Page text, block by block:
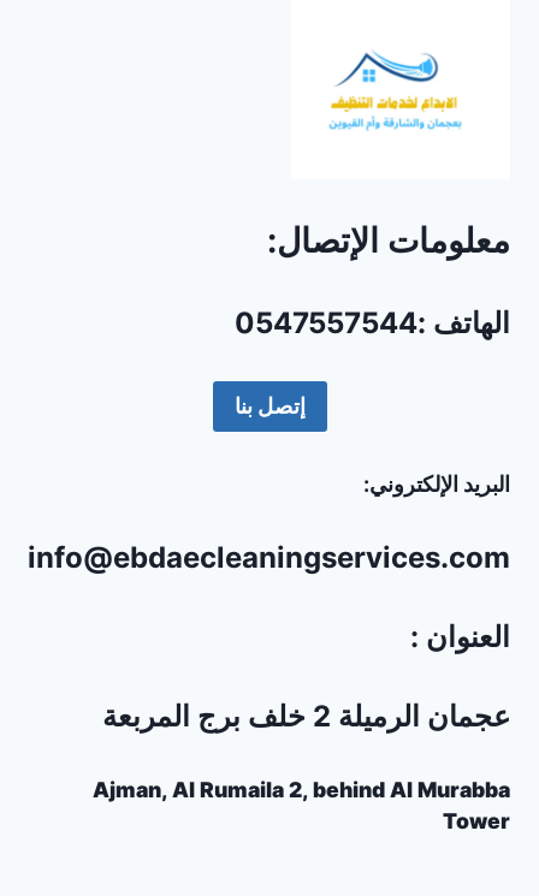
معلومات الإتصال:
الهاتف :0547557544
إتصل بنا
البريد الإلكتروني:
info@ebdaecleaningservices.com
العنوان :
عجمان الرميلة 2 خلف برج المربعة
Ajman, Al Rumaila 2, behind Al Murabba
Tower